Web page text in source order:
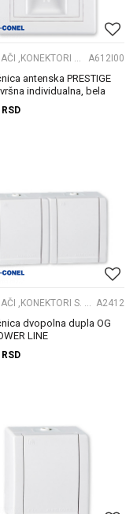
PREKIDAČI ,KONEKTORI S. GRLA A612I00
antenska PRESTIGE
individualna, bela
RSD
PREKIDAČI ,KONEKTORI S. GRLA A2412
dvopolna dupla OG
LINE
RSD